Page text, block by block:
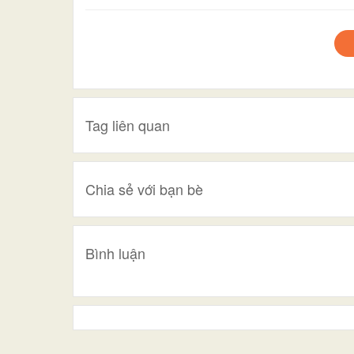
Tag liên quan
Chia sẻ với bạn bè
Bình luận